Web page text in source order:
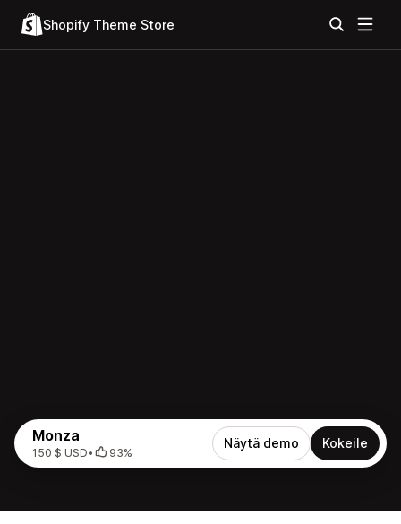
Shopify Theme Store
Monza
150 $ USD• 93%
Näytä demo Kokeile